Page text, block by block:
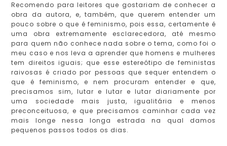
Recomendo para leitores que gostariam de conhecer a
obra da autora, e, também, que querem entender um
pouco sobre o que é feminismo, pois essa, certamente é
uma obra extremamente esclarecedora, até mesmo
para quem não conhece nada sobre o tema, como foi o
meu caso e nos leva a aprender que homens e mulheres
tem direitos iguais; que esse estereótipo de feministas
raivosas é criado por pessoas que sequer entendem o
que é feminismo, e nem procuram entender e que,
precisamos sim, lutar e lutar e lutar diariamente por
uma sociedade mais justa, igualitária e menos
preconceituosa, e que precisamos caminhar cada vez
mais longe nessa longa estrada na qual damos
pequenos passos todos os dias.